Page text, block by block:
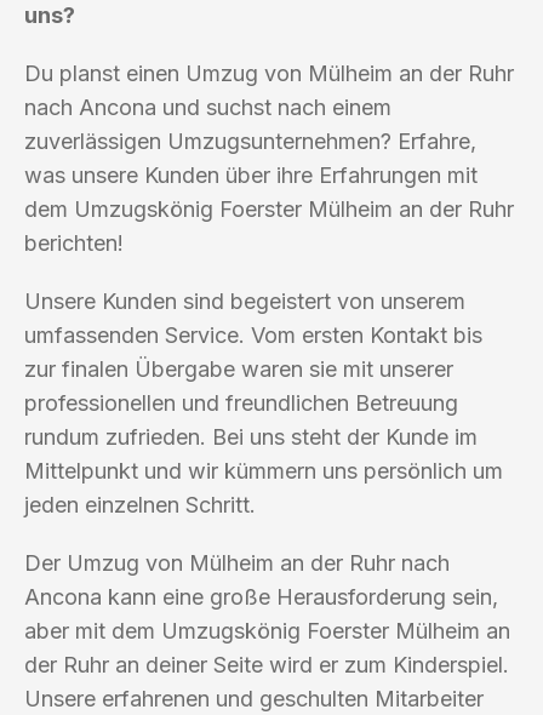
uns?
Du planst einen Umzug von Mülheim an der Ruhr
nach Ancona und suchst nach einem
zuverlässigen Umzugsunternehmen? Erfahre,
was unsere Kunden über ihre Erfahrungen mit
dem Umzugskönig Foerster Mülheim an der Ruhr
berichten!
Unsere Kunden sind begeistert von unserem
umfassenden Service. Vom ersten Kontakt bis
zur finalen Übergabe waren sie mit unserer
professionellen und freundlichen Betreuung
rundum zufrieden. Bei uns steht der Kunde im
Mittelpunkt und wir kümmern uns persönlich um
jeden einzelnen Schritt.
Der Umzug von Mülheim an der Ruhr nach
Ancona kann eine große Herausforderung sein,
aber mit dem Umzugskönig Foerster Mülheim an
der Ruhr an deiner Seite wird er zum Kinderspiel.
Unsere erfahrenen und geschulten Mitarbeiter